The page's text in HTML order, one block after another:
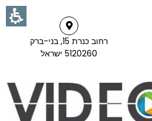
רחוב כנרת 15, בני-ברק
5120260 ישראל